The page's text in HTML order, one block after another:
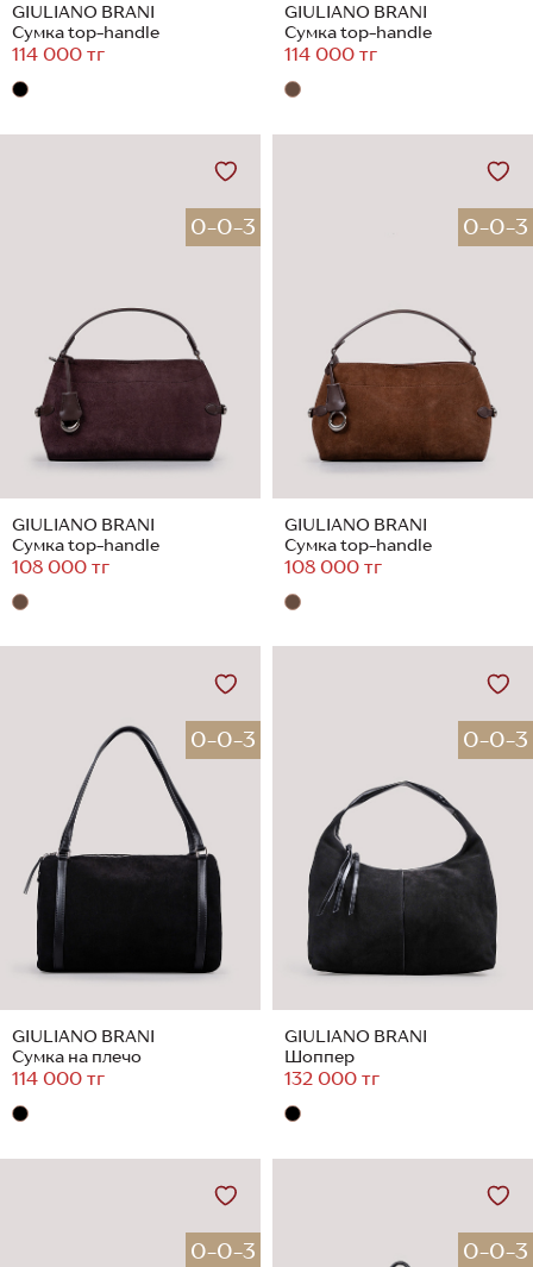
GIULIANO BRANI
Сумка top-handle
114 000 тг
GIULIANO BRANI
Сумка top-handle
114 000 тг
0-0-3
GIULIANO BRANI
Сумка top-handle
108 000 тг
0-0-3
GIULIANO BRANI
Сумка top-handle
108 000 тг
0-0-3
GIULIANO BRANI
Сумка на плечо
114 000 тг
0-0-3
GIULIANO BRANI
Шоппер
132 000 тг
0-0-3 0-0-3